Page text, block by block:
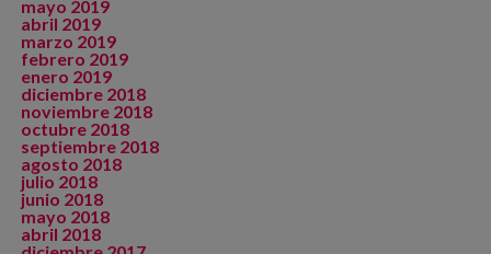
mayo 2019
abril 2019
marzo 2019
febrero 2019
enero 2019
diciembre 2018
noviembre 2018
octubre 2018
septiembre 2018
agosto 2018
julio 2018
junio 2018
mayo 2018
abril 2018